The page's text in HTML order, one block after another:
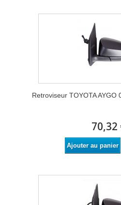
Retroviseur TOYOTA AYGO
70,32
Ajouter au panier